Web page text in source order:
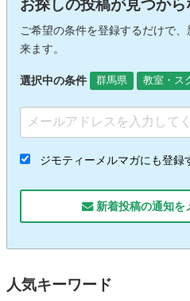
お探しの投稿が見つか
ご希望の条件を登録するだけで
来ます。
選択中の条件 群馬県 教室・ス
ジモティーメルマガにも登録
新着投稿の通知を
人気キーワード